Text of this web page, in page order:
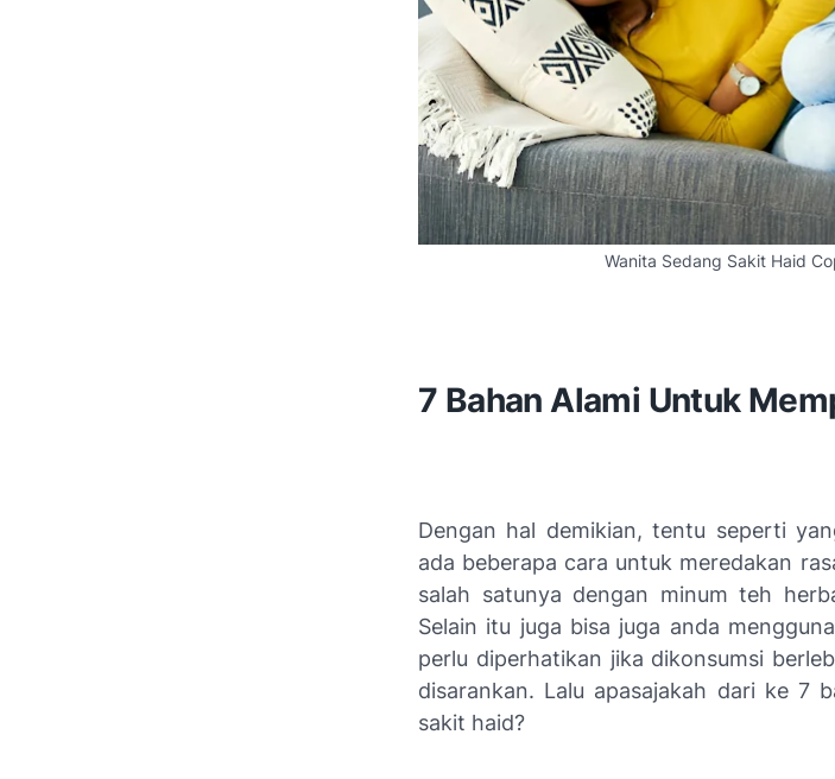
Wanita Sedang Sakit Haid
7 Bahan Alami Untuk
Dengan hal demikian, tentu seperti
ada beberapa cara untuk meredakan
salah satunya dengan minum teh
Selain itu juga bisa juga anda
perlu diperhatikan jika dikonsumsi
disarankan. Lalu apasajakah dari ke 7
sakit haid?